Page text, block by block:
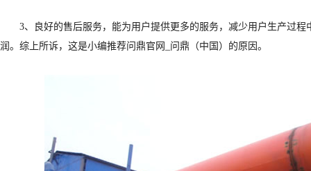
3、良好的售后服务，能为用户提供更多的服务，减少用户生产过
润。综上所诉，这是小编推荐问鼎官网_问鼎（中国）的原因。